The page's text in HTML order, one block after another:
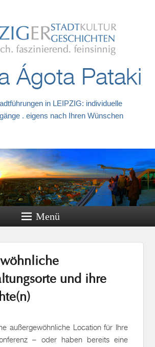
Ágota Pataki
in LEIPZIG: individuelle
. eigens nach Ihren Wünschen
Menü
und ihre
außergewöhnliche Location für Ihre
– oder haben bereits eine